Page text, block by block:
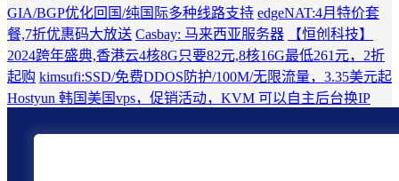
GIA/BGP优化回国/纯国际多种线路支持 edgeNAT:4月特价套
餐,7折优惠码大放送 Casbay: 马来西亚服务器
【恒创科技】
2024跨年盛典,香港云4核8G只要82元,8核16G最低261元，2折
起购 kimsufi:SSD/免费DDOS防护/100M/无限流量，3.35美元起
Hostyun 韩国美国vps，促销活动，KVM 可以自主后台换IP